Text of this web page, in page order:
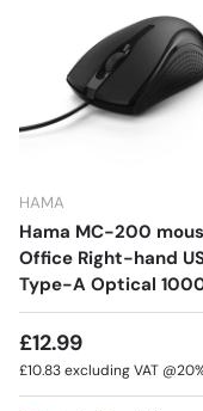
HAMA
Hama MC-200
Office Right-hand
Type-A Optical
£12.99
£10.83excluding VAT